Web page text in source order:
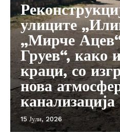
улиците
„Мирче
Груев“, како
краци, со
нова
канализација
15 Јули, 2026